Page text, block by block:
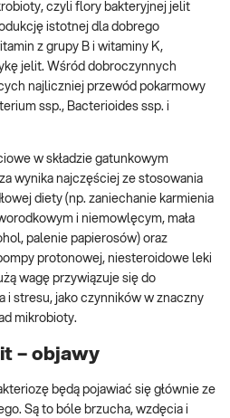
czyli flory bakteryjnej jelit
istotnej dla dobrego
z grupy B i witaminy K,
jelit. Wśród dobroczynnych
najliczniej przewód pokarmowy
ssp., Bacterioides ssp. i
w składzie gatunkowym
wynika najczęściej ze stosowania
diety (np. zaniechanie karmienia
i niemowlęcym, mała
palenie papierosów) oraz
protonowej, niesteroidowe leki
wagę przywiązuje się do
i stresu, jako czynników w znaczny
mikrobioty.
– objawy
będą pojawiać się głównie ze
Są to bóle brzucha, wzdęcia i